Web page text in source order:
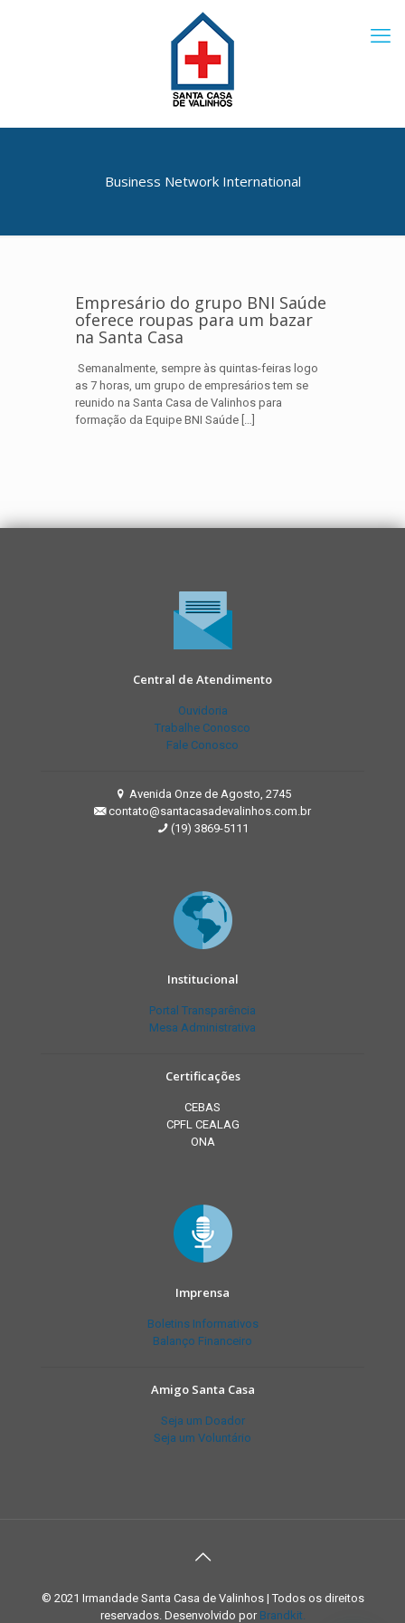
Business Network International
Empresário do grupo BNI Saúde
oferece roupas para um bazar
na Santa Casa
Semanalmente, sempre às quintas-feiras logo
as 7 horas, um grupo de empresários tem se
reunido na Santa Casa de Valinhos para
formação da Equipe BNI Saúde […]
Central de Atendimento
Ouvidoria
Trabalhe Conosco
Fale Conosco
Avenida Onze de Agosto, 2745
contato@santacasadevalinhos.com.br
(19) 3869-5111
Institucional
Portal Transparência
Mesa Administrativa
Certificações
CEBAS
CPFL CEALAG
ONA
Imprensa
Boletins Informativos
Balanço Financeiro
Amigo Santa Casa
Seja um Doador
Seja um Voluntário
© 2021 Irmandade Santa Casa de Valinhos | Todos os direitos
reservados. Desenvolvido por Brandkit.